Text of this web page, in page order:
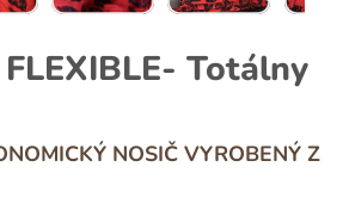
Totálny
NOSIČ VYROBENÝ Z